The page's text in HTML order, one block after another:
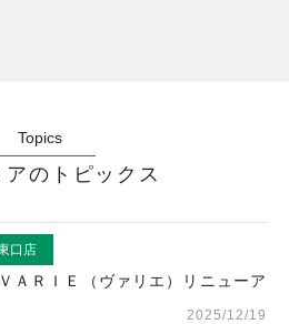
Topics
アのトピックス
口店
2025/12/19
ＡＲＩＥ（ヴァリエ）リニューア